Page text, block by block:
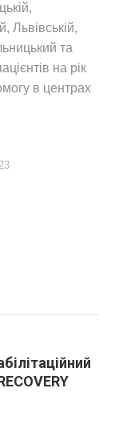
Львівській,
та
на рік
в центрах